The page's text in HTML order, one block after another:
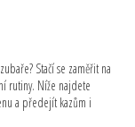
Stačí se zaměřit na
rutiny. Níže najdete
a předejít kazům i